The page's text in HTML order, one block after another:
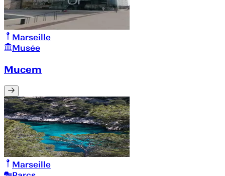
Marseille
Musée
Mucem
Marseille